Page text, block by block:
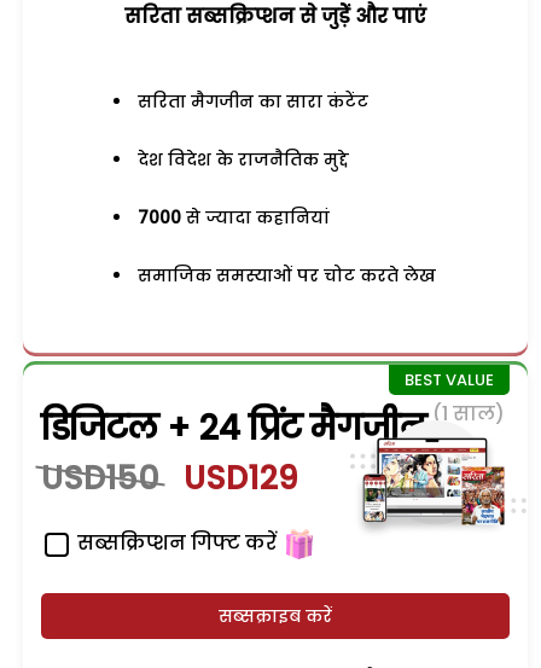
सरिता सब्सक्रिप्शन से जुड़ेें और पाएं
सरिता मैगजीन का सारा कंटेंट
देश विदेश के राजनैतिक मुद्दे
7000 से ज्यादा कहानियां
समाजिक समस्याओं पर चोट करते लेख
डिजिटल + 24 प्रिंट मैगजीन (1 साल)
USD150 USD129
सब्सक्रिप्शन गिफ्ट करें
सब्सक्राइब करें